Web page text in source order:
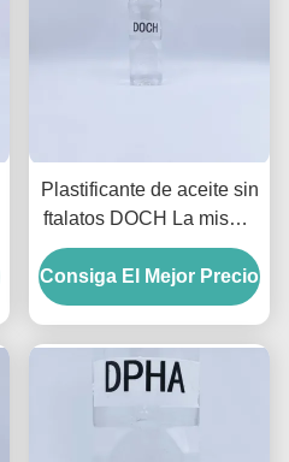
Plastificante de aceite sin
ftalatos DOCH La misma
eficiencia plastificante
que DOP
Consiga El Mejor Precio